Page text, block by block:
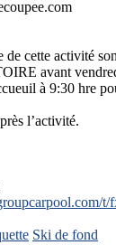
cette activité
avant
à 9:30 hre
l’activité.
t/
Ski de fond